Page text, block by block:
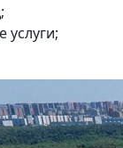
услуги;